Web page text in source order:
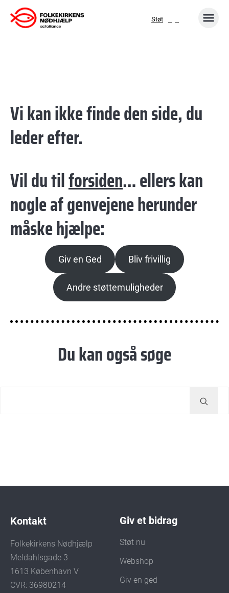
Gå
til
Støt
Vi kan ikke finde den side, du
leder efter.
Vil du tilforsiden… ellers kan
nogle af genvejene herunder
måske hjælpe:
Giv en Ged Bliv frivillig
Andre støttemuligheder
Du kan også søge
Kontakt
Folkekirkens Nødhjælp
Meldahlsgade 3
1613 København V
CVR: 36980214
Giv et bidrag
Støt nu
Webshop
Giv en ged